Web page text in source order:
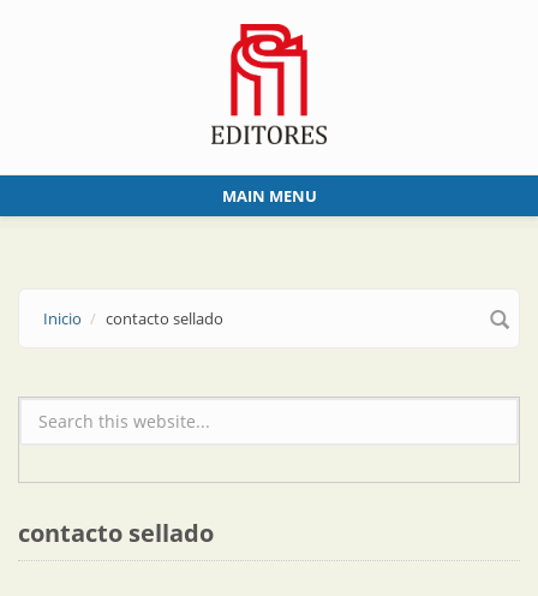
MAIN MENU
Inicio contacto sellado
Formulario de búsqueda
contacto sellado